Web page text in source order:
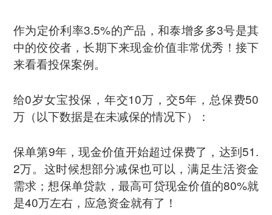
作为定价利率3.5%的产品，和泰增多多3号是其
中的佼佼者，长期下来现金价值非常优秀！接下
来看看投保案例。
给0岁女宝投保，年交10万，交5年，总保费50
万（以下数据是在未减保的情况下）：
保单第9年，现金价值开始超过保费了，达到51.
2万。这时候想部分减保也可以，满足生活资金
需求；想保单贷款，最高可贷现金价值的80%就
是40万左右，应急资金就有了！